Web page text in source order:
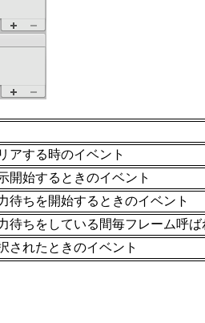
アする時のイベント
開始するときのイベント
待ちを開始するときのイベント
待ちをしている間毎フレーム呼ば
されたときのイベント